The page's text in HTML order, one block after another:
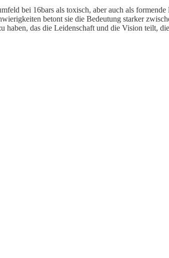
bei 16bars als toxisch, aber auch als
betont sie die Bedeutung starker
haben, das die Leidenschaft und die Vision teilt,